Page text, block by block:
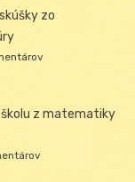
zo
školu z matematiky